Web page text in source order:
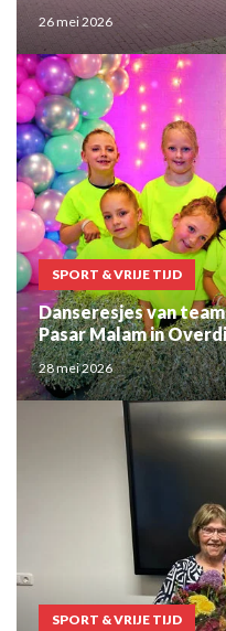
26 mei 2026
SPORT & VRIJE TIJD
Danseresjes van
Pasar Malam in
28 mei 2026
SPORT & VRIJE TIJD